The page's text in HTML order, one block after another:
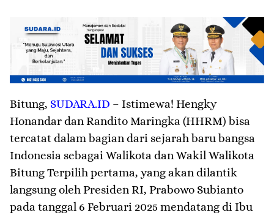
Bitung, SUDARA.ID – Istimewa! Hengky
Honandar dan Randito Maringka (HHRM) bisa
tercatat dalam bagian dari sejarah baru bangsa
Indonesia sebagai Walikota dan Wakil Walikota
Bitung Terpilih pertama, yang akan dilantik
langsung oleh Presiden RI, Prabowo Subianto
pada tanggal 6 Februari 2025 mendatang di Ibu